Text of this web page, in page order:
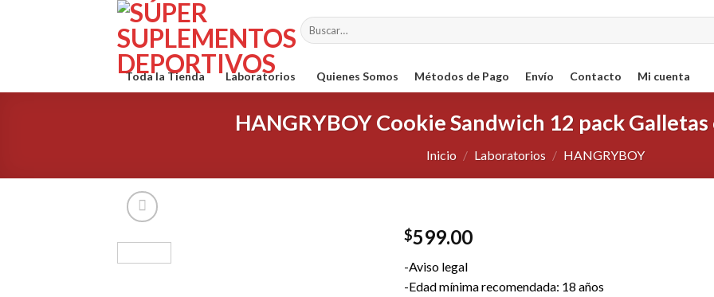
Buscar
por:
Toda la Tienda Laboratorios Quienes Somos Métodos de Pago Envío Contacto Mi cuenta
HANGRYBOY Cookie Sandwich 12 pack
Inicio / Laboratorios / HANGRYBOY
$599.00
-Aviso legal
-Edad mínima recomendada: 18 años